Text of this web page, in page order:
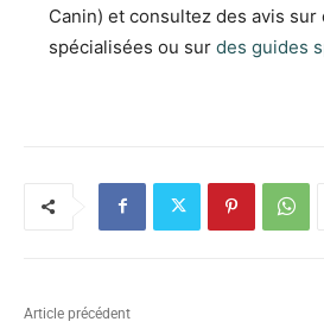
Canin) et consultez des avis
spécialisées ou sur des guides
Article précédent